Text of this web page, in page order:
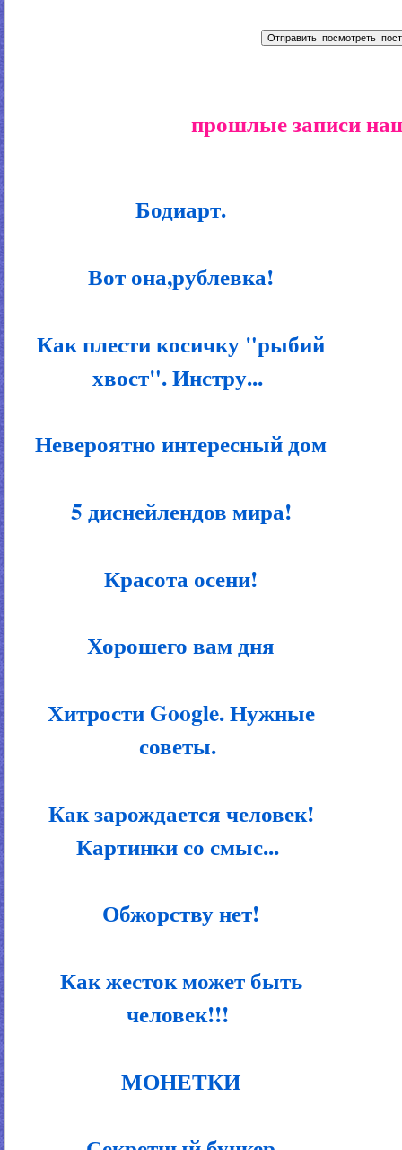
прошлые записи
Бодиарт.
Вот она,рублевка!
Как плести косичку "рыбий
хвост". Инстру...
Невероятно интересный дом
5 диснейлендов мира!
Красота осени!
Хорошего вам дня
Хитрости Google. Нужные
советы.
Как зарождается человек!
Картинки со смыс...
Обжорству нет!
Как жесток может быть
человек!!!
МОНЕТКИ